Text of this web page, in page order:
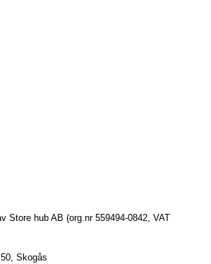
Store hub AB (org.nr 559494-0842, VAT
Skogås